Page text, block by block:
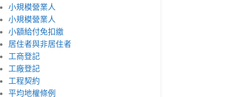
小規模營業人
小規模營業人
小額給付免扣繳
居住者與非居住者
工商登記
工廠登記
工程契約
平均地權條例